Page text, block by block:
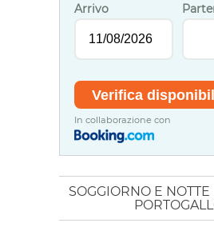
Arrivo
In collaborazione con
SOGGIORNO E